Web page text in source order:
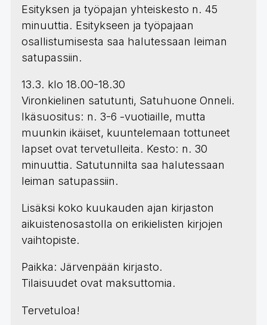
Esityksen ja työpajan yhteiskesto n. 45
minuuttia. Esitykseen ja työpajaan
osallistumisesta saa halutessaan leiman
satupassiin.
13.3. klo 18.00-18.30
Vironkielinen satutunti, Satuhuone Onneli.
Ikäsuositus: n. 3-6 -vuotiaille, mutta
muunkin ikäiset, kuuntelemaan tottuneet
lapset ovat tervetulleita. Kesto: n. 30
minuuttia. Satutunnilta saa halutessaan
leiman satupassiin.
Lisäksi koko kuukauden ajan kirjaston
aikuistenosastolla on erikielisten kirjojen
vaihtopiste.
Paikka: Järvenpään kirjasto.
Tilaisuudet ovat maksuttomia.
Tervetuloa!